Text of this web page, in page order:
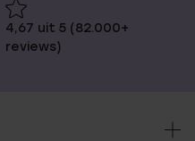
4,67 uit 5 (82.000+
reviews)